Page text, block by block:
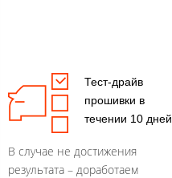
Тест-драйв
прошивки в
течении 10 дней
В случае не достижения
результата – доработаем